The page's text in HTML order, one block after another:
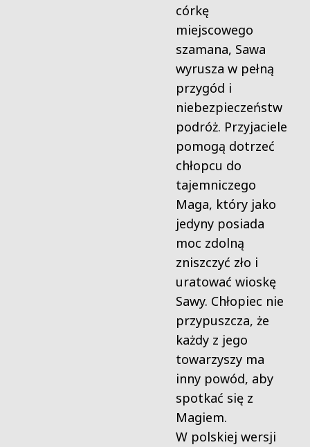
córkę
miejscowego
szamana, Sawa
wyrusza w pełną
przygód i
niebezpieczeństw
podróż. Przyjaciele
pomogą dotrzeć
chłopcu do
tajemniczego
Maga, który jako
jedyny posiada
moc zdolną
zniszczyć zło i
uratować wioskę
Sawy. Chłopiec nie
przypuszcza, że
każdy z jego
towarzyszy ma
inny powód, aby
spotkać się z
Magiem.
W polskiej wersji